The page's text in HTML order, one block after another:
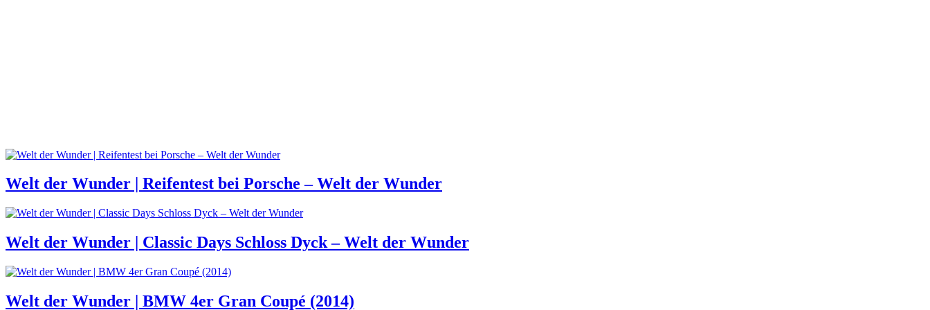
Welt der Wunder | Reifentest bei Porsche – Welt der Wunder
Welt der Wunder | Classic Days Schloss Dyck – Welt der Wunder
Welt der Wunder | BMW 4er Gran Coupé (2014)